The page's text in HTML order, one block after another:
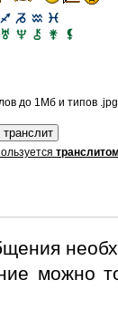
до 1Мб и типов
можно